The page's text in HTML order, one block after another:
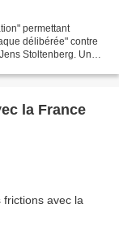
permettant
délibérée" contre
Stoltenberg. Un
la France